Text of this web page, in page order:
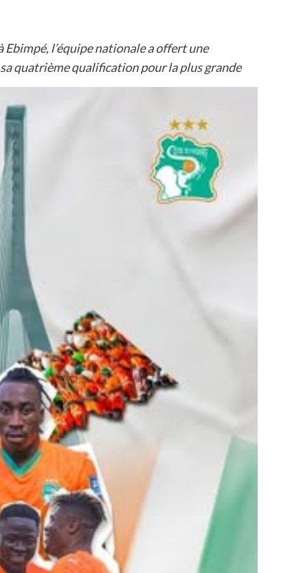
l’équipe nationale a offert une
quatrième qualification pour la plus grande